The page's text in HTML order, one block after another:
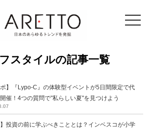
toggle
スタイルの記事一覧
ポ】『Lypo-C』の体験型イベントが5日間限定で代
催！4つの質問で"私らしい夏"を見つけよう
】投資の前に学ぶべきこととは？インベスコが小学